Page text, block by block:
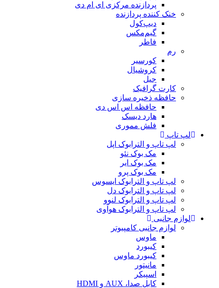
پردازنده مرکزی ای ام دی
خنک کننده پردازنده
دیپ‌کول
گیم‌مکس
فاطر
رم
کورسیر
کروشیال
جیل
کارت گرافیک
حافظه ذخیره سازی
حافظه اس اس دی
هارد دیسک
فلش مموری
لپ تاپ
لپ تاپ و الترابوک اپل
مک بوک نئو
مک بوک ایر
مک بوک پرو
لپ تاپ و الترابوک ایسوس
لپ تاپ و الترابوک دل
لپ تاپ و الترابوک لنوو
لپ تاپ و الترابوک هوآوی
لوازم جانبی
لوازم جانبی کامپیوتر
ماوس
کیبورد
کیبورد ماوس
مانیتور
اسپیکر
کابل صدا، AUX و HDMI